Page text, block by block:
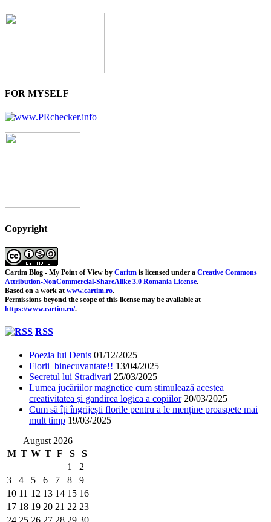
FOR MYSELF
Copyright
Cartim Blog - My Point of View by Caritm is licensed under a Creative Commons
Attribution-NonCommercial-ShareAlike 3.0 Romania License.
Based on a work at www.cartim.ro.
Permissions beyond the scope of this license may be available at
https://www.cartim.ro/.
RSS
Poezia lui Denis 01/12/2025
Florii binecuvantate!! 13/04/2025
Secretul lui Stradivari 25/03/2025
Lumea jucăriilor magnetice cum stimulează acestea
creativitatea și gandirea logica a copiilor 20/03/2025
Cum să îți îngrijești florile pentru a le menține proaspete mai
mult timp 19/03/2025
August 2026
M T W T F S
S
1
2
3
4 5 6 7 8
9
10 11 12 13 14 15 16
17 18 19 20 21 22 23